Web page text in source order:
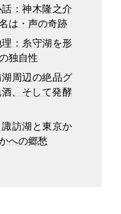
：神木隆之介
は・声の奇跡
：糸守湖を形
独自性
周辺の絶品グ
、そして発酵
訪湖と東京か
への郷愁